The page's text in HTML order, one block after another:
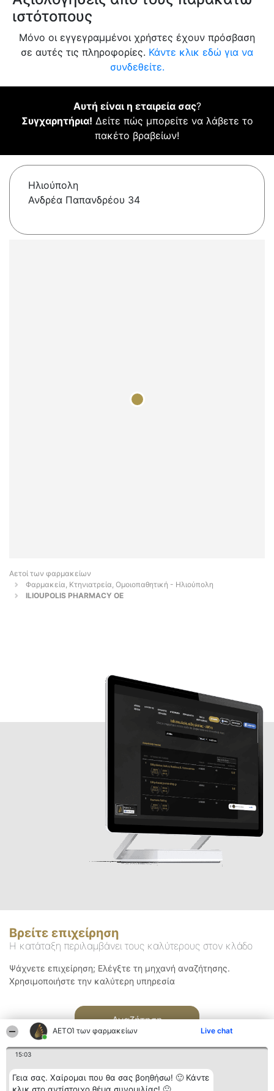
ΑΕΤΟΊ των φαρμακείων Live chat
15:03
Γεια σας. Χαίρομαι που θα σας βοηθήσω! 🙂 Κάντε
ιστότοπους
Μόνο οι εγγεγραμμένοι χρήστες έχουν πρόσβαση
σε αυτές τις πληροφορίες. Κάντε κλικ εδώ για να
συνδεθείτε.
Αυτή είναι η εταιρεία σας?
Συγχαρητήρια! Δείτε πώς μπορείτε να λάβετε το
πακέτο βραβείων!
Ηλιούπολη
Ανδρέα Παπανδρέου 34
Αετοί των φαρμακείων
Φαρμακεία, Κτηνιατρεία, Ομοιοπαθητική - Ηλιούπολη
ILIOUPOLIS PHARMACY ΟΕ
Βρείτε επιχείρηση
Η κατάταξη περιλαμβάνει τους καλύτερους στον κλάδο
Ψάχνετε επιχείρηση; Ελέγξτε τη μηχανή αναζήτησης.
Χρησιμοποιήστε την καλύτερη υπηρεσία
Αναζήτηση